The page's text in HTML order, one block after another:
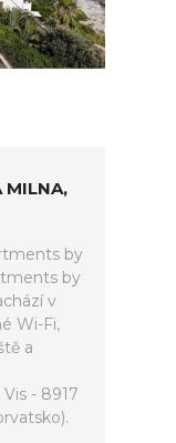
MILNA,
by
by
v
Wi-Fi,
a
- 8917